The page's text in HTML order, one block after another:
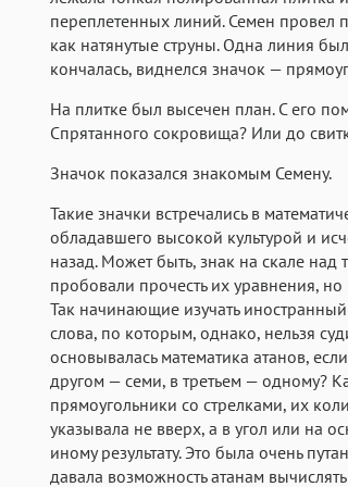
Аа
Roboto
Аа
Iowan
Аа
Helvetica Neue
Аа
Courier
переплетенных линий. Семен провел
как натянутые струны. Одна линия
кончалась, виднелся значок —
На плитке был высечен план. С его
Спрятанного сокровища? Или до
Значок показался знакомым Семену.
Такие значки встречались в
обладавшего высокой культурой и
назад. Может быть, знак на скале
пробовали прочесть их уравнения,
Так начинающие изучать
слова, по которым, однако, нельзя
основывалась математика атанов,
другом — семи, в третьем — одному?
прямоугольники со стрелками, их
указывала не вверх, а в угол или на
иному результату. Это была очень
давала возможность атанам